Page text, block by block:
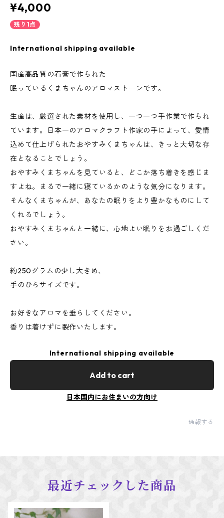
¥4,000
残り1点
International shipping available
国産高品質の石膏で作られた
眠っているくまちゃんのアロマストーンです。
生産は、厳選された素材を使用し、一つ一つ手作業で作られ
ています。日本一のアロマクラフト作家の手によって、愛情
込めて仕上げられたおやすみくまちゃんは、きっと大切な存
在となることでしょう。
おやすみくまちゃんを見ていると、どこか落ち着きを感じま
すよね。まるで一緒に寝ているかのような気分になります。
そんなくまちゃんが、あなたの眠りをより豊かなものにして
くれるでしょう。
おやすみくまちゃんと一緒に、心地よい眠りをお過ごしくだ
さい。
約250グラムの少し大きめ、
手のひらサイズです。
お好きなアロマを垂らしてください。
香りは着けずに製作いたします。
International shipping available
Add to cart
日本国内にお住まいの方向け
通報する
最近チェックした商品